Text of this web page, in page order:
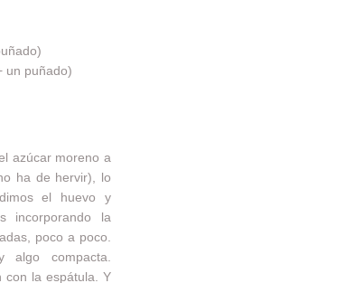
un puñado)
azúcar moreno a
ha de hervir), lo
el huevo y
incorporando la
poco a poco.
algo compacta.
con la espátula. Y